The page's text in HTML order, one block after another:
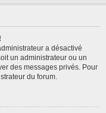
a désactivé
un administrateur ou un
des messages privés. Pour
du forum.